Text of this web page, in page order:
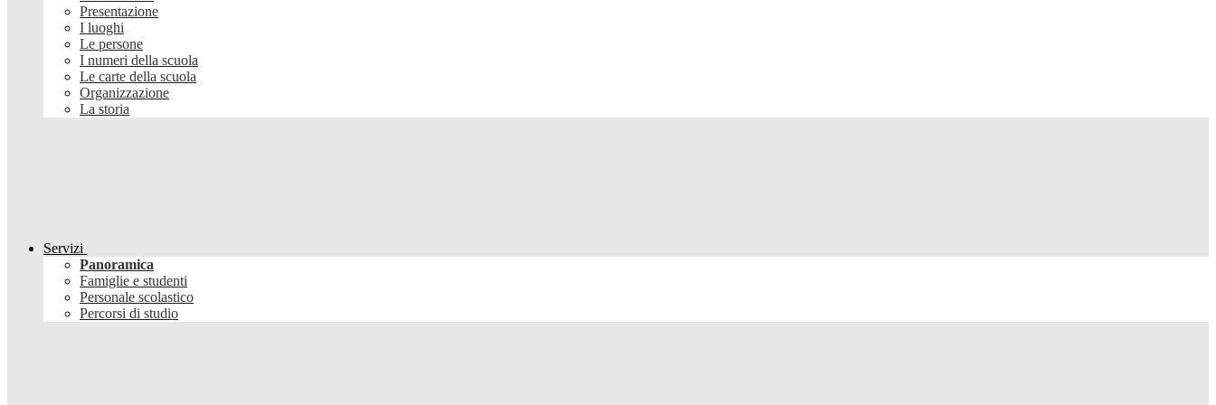
Presentazione
I luoghi
Le persone
I numeri della scuola
Le carte della scuola
Organizzazione
La storia
Servizi
Panoramica
Famiglie e studenti
Personale scolastico
Percorsi di studio